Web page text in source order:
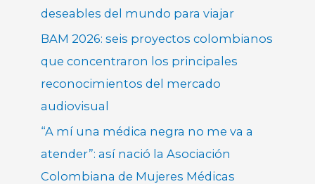
deseables del mundo para viajar
BAM 2026: seis proyectos colombianos
que concentraron los principales
reconocimientos del mercado
audiovisual
“A mí una médica negra no me va a
atender”: así nació la Asociación
Colombiana de Mujeres Médicas